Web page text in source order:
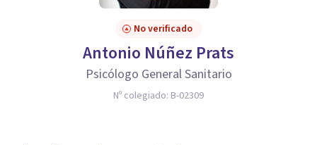
No verificado
Antonio Núñez Prats
Psicólogo General Sanitario
Nº colegiado: B-02309